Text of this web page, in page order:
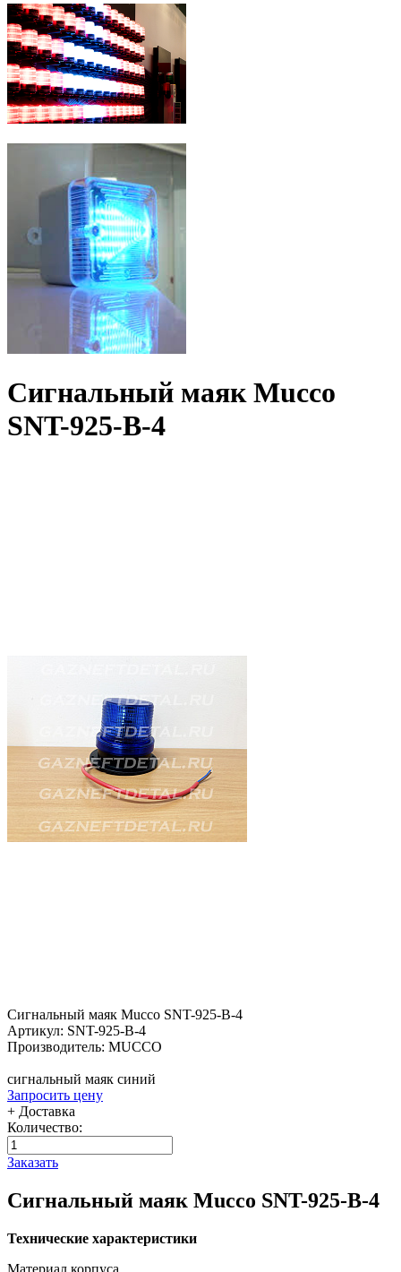
Сигнальный маяк Mucco
SNT-925-B-4
Сигнальный маяк Mucco SNT-925-B-4
Артикул: SNT-925-B-4
Производитель: MUCCO
сигнальный маяк синий
Запросить цену
+ Доставка
Количество:
Заказать
Сигнальный маяк Mucco SNT-925-B-4
Технические характеристики
Материал корпуса